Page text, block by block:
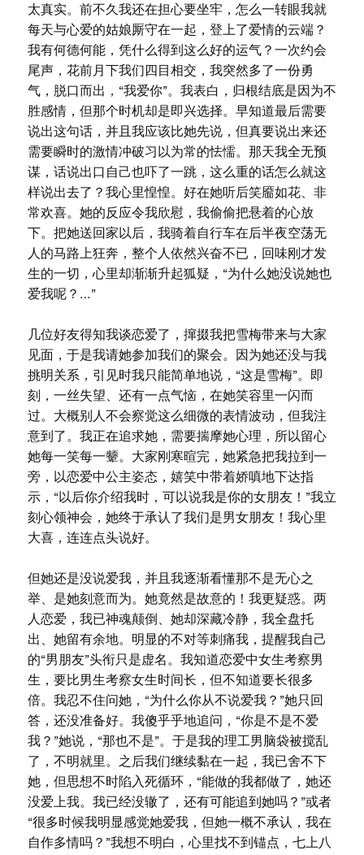
太真实。前不久我还在担心要坐牢，怎么一转眼我就
每天与心爱的姑娘厮守在一起，登上了爱情的云端？
我有何德何能，凭什么得到这么好的运气？一次约会
尾声，花前月下我们四目相交，我突然多了一份勇
气，脱口而出，“我爱你”。我表白，归根结底是因为不
胜感情，但那个时机却是即兴选择。早知道最后需要
说出这句话，并且我应该比她先说，但真要说出来还
需要瞬时的激情冲破习以为常的怯懦。那天我全无预
谋，话说出口自己也吓了一跳，这么重的话怎么就这
样说出去了？我心里惶惶。好在她听后笑靥如花、非
常欢喜。她的反应令我欣慰，我偷偷把悬着的心放
下。把她送回家以后，我骑着自行车在后半夜空荡无
人的马路上狂奔，整个人依然兴奋不已，回味刚才发
生的一切，心里却渐渐升起狐疑，“为什么她没说她也
爱我呢？…”
几位好友得知我谈恋爱了，撺掇我把雪梅带来与大家
见面，于是我请她参加我们的聚会。因为她还没与我
挑明关系，引见时我只能简单地说，“这是雪梅”。即
刻，一丝失望、还有一点气恼，在她笑容里一闪而
过。大概别人不会察觉这么细微的表情波动，但我注
意到了。我正在追求她，需要揣摩她心理，所以留心
她每一笑每一颦。大家刚寒暄完，她紧急把我拉到一
旁，以恋爱中公主姿态，嬉笑中带着娇嗔地下达指
示，“以后你介绍我时，可以说我是你的女朋友！”我立
刻心领神会，她终于承认了我们是男女朋友！我心里
大喜，连连点头说好。
但她还是没说爱我，并且我逐渐看懂那不是无心之
举、是她刻意而为。她竟然是故意的！我更疑惑。两
人恋爱，我已神魂颠倒、她却深藏冷静，我全盘托
出、她留有余地。明显的不对等刺痛我，提醒我自己
的“男朋友”头衔只是虚名。我知道恋爱中女生考察男
生，要比男生考察女生时间长，但不知道要长很多
倍。我忍不住问她，“为什么你从不说爱我？”她只回
答，还没准备好。我傻乎乎地追问，“你是不是不爱
我？”她说，“那也不是”。于是我的理工男脑袋被搅乱
了，不明就里。之后我们继续黏在一起，我已舍不下
她，但思想不时陷入死循环，“能做的我都做了，她还
没爱上我。我已经没辙了，还有可能追到她吗？”或者
“很多时候我明显感觉她爱我，但她一概不承认，我在
自作多情吗？”我想不明白，心里找不到锚点，七上八